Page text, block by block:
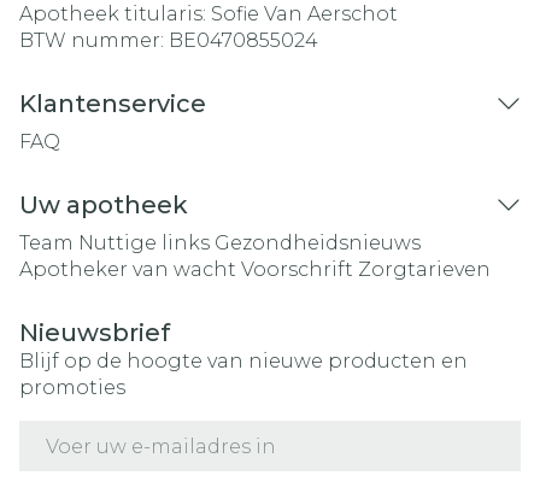
Apotheek titularis: Sofie Van Aerschot
BTW nummer: BE0470855024
Klantenservice
FAQ
Uw apotheek
Team Nuttige links Gezondheidsnieuws
Apotheker van wacht Voorschrift Zorgtarieven
Nieuwsbrief
Blijf op de hoogte van nieuwe producten en
promoties